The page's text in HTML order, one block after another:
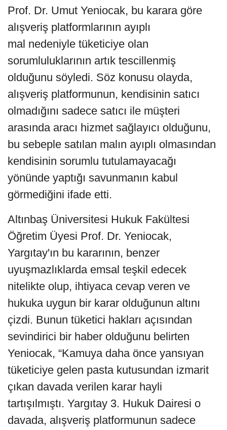
Prof. Dr. Umut Yeniocak, bu karara göre
alışveriş platformlarının ayıplı
mal nedeniyle tüketiciye olan
sorumluluklarının artık tescillenmiş
olduğunu söyledi. Söz konusu olayda,
alışveriş platformunun, kendisinin satıcı
olmadığını sadece satıcı ile müşteri
arasında aracı hizmet sağlayıcı olduğunu,
bu sebeple satılan malın ayıplı olmasından
kendisinin sorumlu tutulamayacağı
yönünde yaptığı savunmanın kabul
görmediğini ifade etti.
Altınbaş Üniversitesi Hukuk Fakültesi
Öğretim Üyesi Prof. Dr. Yeniocak,
Yargıtay'ın bu kararının, benzer
uyuşmazlıklarda emsal teşkil edecek
nitelikte olup, ihtiyaca cevap veren ve
hukuka uygun bir karar olduğunun altını
çizdi. Bunun tüketici hakları açısından
sevindirici bir haber olduğunu belirten
Yeniocak, “Kamuya daha önce yansıyan
tüketiciye gelen pasta kutusundan izmarit
çıkan davada verilen karar hayli
tartışılmıştı. Yargıtay 3. Hukuk Dairesi o
davada, alışveriş platformunun sadece